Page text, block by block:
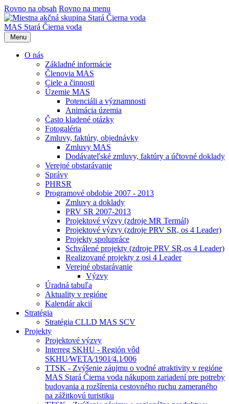
Rovno na obsah Rovno na menu
MAS Stará Čierna voda
Menu
O nás
Základné informácie
Členovia MAS
Ciele a činnosti
Územie MAS
Potenciáli a významnosti
Animácia územia
Často kladené otázky
Fotogaléria
Zmluvy, faktúry, objednávky
Zmluvy MAS
Dodávateľské zmluvy, faktúry a účtovné doklady
Verejné obstarávanie
Správy
PHRSR
Programové obdobie 2007 - 2013
Zmluvy a doklady
PRV SR 2007-2013
Projektové výzvy (zdroje MR Termál)
Projektové výzvy (zdroje PRV SR, os 4 Leader)
Projekty spolupráce
Schválené projekty (zdroje PRV SR,os 4 Leader)
Realizované projekty z osi 4 Leader
Verejné obstarávanie
Výzvy
Úradná tabuľa
Aktuality v regióne
Kalendár akcií
Stratégia
Stratégia CLLD MAS SCV
Projekty
Projektové výzvy
Interreg SKHU - Región vôd
SKHU⁄WETA⁄1901⁄4.1⁄006
TTSK - Zvýšenie záujmu o vodné atraktivity v regióne
MAS Stará Čierna voda nákupom zariadení pre potreby
budovania a rozšírenia cestovného ruchu zameraného
na zážitkovú turistiku